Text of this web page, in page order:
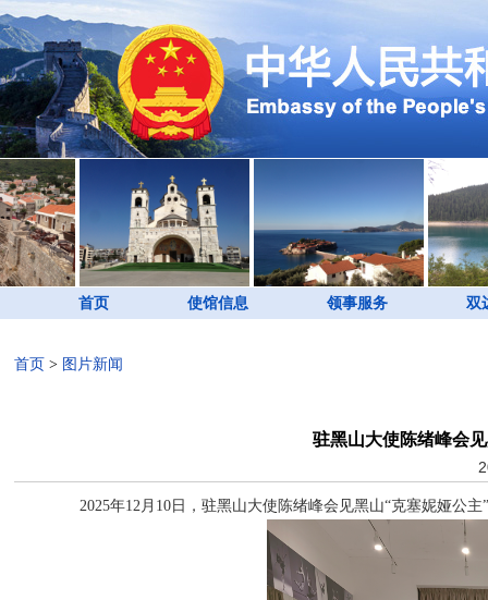
首页 使馆信息 领事服务 双
首页 > 图片新闻
驻黑山大使陈绪峰会
2025年12月10日，驻黑山大使陈绪峰会见黑山“克塞妮娅公